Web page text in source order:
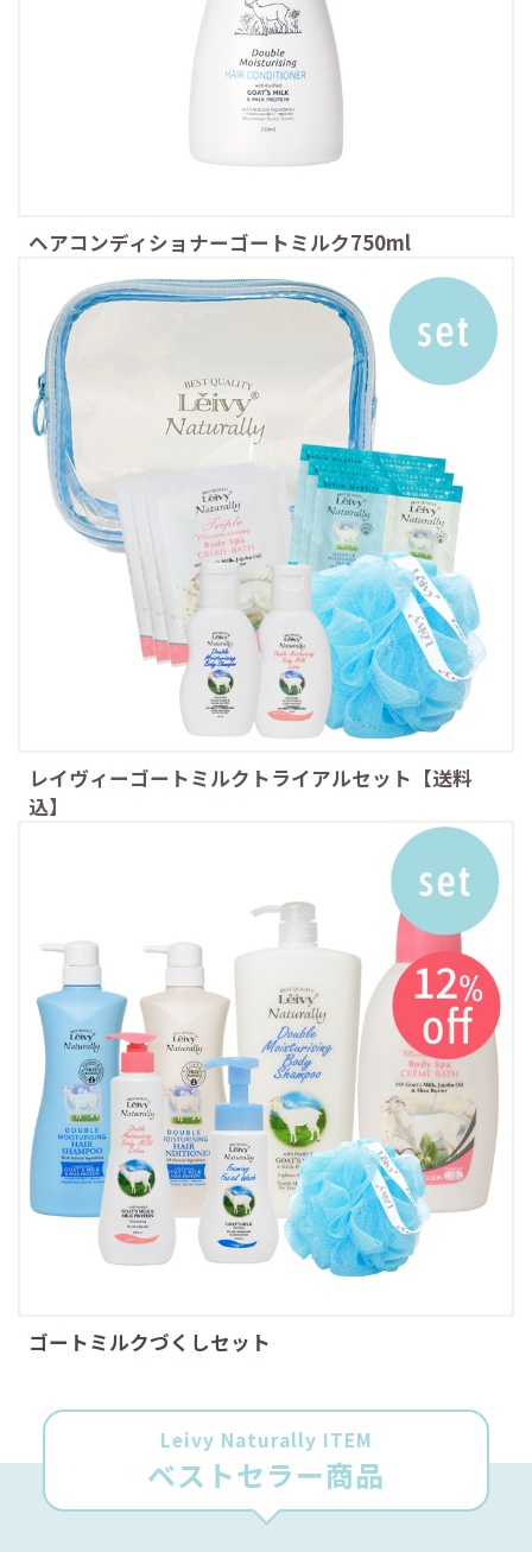
ヘアコンディショナーゴートミルク750ml
レイヴィーゴートミルクトライアルセット【送料
込】
ゴートミルクづくしセット
Leivy Naturally ITEM
ベストセラー商品